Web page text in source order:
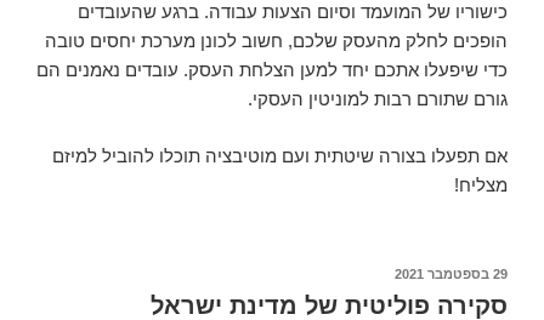
כישוריו של המועמד וסיום הצעות עבודה. ברגע שהעובדים
הופכים לחלק מהעסק שלכם, חשוב לכונן מערכת יחסים טובה
כדי שיפעלו אתכם יחד למען הצלחת העסק. עובדים נאמנים הם
גורם שתורם רבות למוניטין העסקי.
אם תפעלו בצורה שיטתית ועם מוטיבציה תוכלו להוביל למיזם
מצליח!
פורסם
29 בספטמבר 2021
סקירה פוליטית של מדינת ישראל